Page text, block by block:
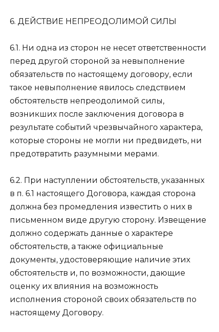
6. ДЕЙСТВИЕ НЕПРЕОДОЛИМОЙ СИЛЫ
6.1. Ни одна из сторон не несет ответственности
перед другой стороной за невыполнение
обязательств по настоящему договору, если
такое невыполнение явилось следствием
обстоятельств непреодолимой силы,
возникших после заключения договора в
результате событий чрезвычайного характера,
которые стороны не могли ни предвидеть, ни
предотвратить разумными мерами.
6.2. При наступлении обстоятельств, указанных
в п. 6.1 настоящего Договора, каждая сторона
должна без промедления известить о них в
письменном виде другую сторону. Извещение
должно содержать данные о характере
обстоятельств, а также официальные
документы, удостоверяющие наличие этих
обстоятельств и, по возможности, дающие
оценку их влияния на возможность
исполнения стороной своих обязательств по
настоящему Договору.